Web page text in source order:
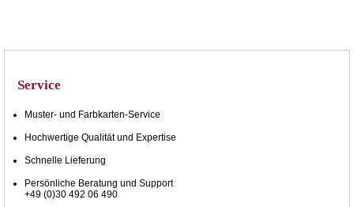
Service
Muster- und Farbkarten-Service
Hochwertige Qualität und Expertise
Schnelle Lieferung
Persönliche Beratung und Support
+49 (0)30 492 06 490